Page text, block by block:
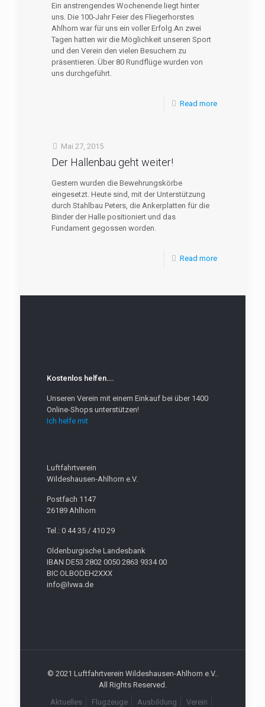
Ein anstrengendes Wochenende liegt hinter
uns. Die 100-Jahr Feier des Fliegerhorstes
Ahlhorn war für uns ein voller Erfolg.An zwei
Tagen hatten wir die Möglichkeit unseren Sport
und den Verein den vielen Besuchern zu
präsentieren. Über 80 Rundflüge wurden von
uns durchgeführt.
Read more
Mai 27, 2015
Der Hallenbau geht weiter!
Gestern wurden die Bewehrungskörbe
eingesetzt. Heute sind, mit der Unterstützung
durch Stahlbau Peters, die Ankerplatten für die
Binder der Halle positioniert und das
Fundament gegossen worden.
Read more
Kostenlos helfen….
Unseren Verein mit einem Einkauf bei über 1400
Online-Shops unterstützen!
Ich helfe mit
Luftfahrtverein
Wildeshausen-Ahlhorn e.V.
Postfach 1147
26189 Ahlhorn
Tel.: 0 44 35 / 410 29
Oldenburgische Landesbank
IBAN DE53 2802 0050 2863 9334 00
BIC OLBODEH2XXX
info@lvwa.de
© 2021 Luftfahrtverein Wildeshausen-Ahlhorn e.V..
All Rights Reserved.
Aktuelles
Flugzeuge Ausbildung Verein